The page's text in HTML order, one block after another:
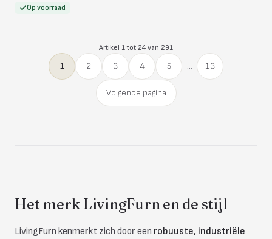
Op voorraad
Artikel 1 tot 24 van 291
1 2 3 4 5 ... 13
Volgende pagina
Het merk LivingFurn en de stijl
LivingFurn kenmerkt zich door een robuuste, industriële